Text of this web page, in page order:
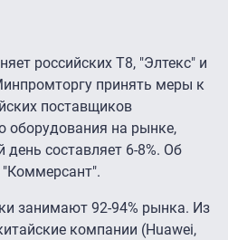
российских Т8, "Элтекс" и
принять меры к
поставщиков
оборудования на рынке,
составляет 6-8%. Об
занимают 92-94% рынка. Из
компании (Huawei,